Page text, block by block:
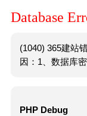
Database
(1040) 365建站
因：1、数据库
PHP Debug